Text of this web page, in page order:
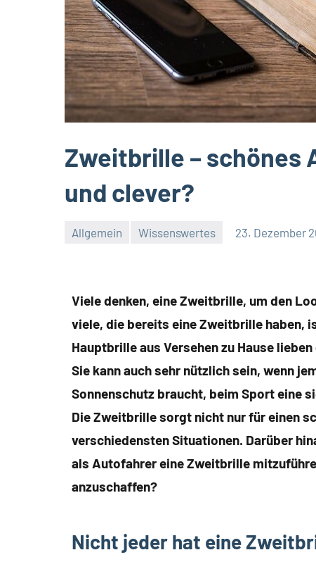
Zweitbrille – schönes
und clever?
Allgemein Wissenswertes 23. Dezember
Viele denken, eine Zweitbrille, um den
viele, die bereits eine Zweitbrille haben,
Hauptbrille aus Versehen zu Hause
Sie kann auch sehr nützlich sein, wenn
Sonnenschutz braucht, beim Sport eine
Die Zweitbrille sorgt nicht nur für einen
verschiedensten Situationen. Darüber
als Autofahrer eine Zweitbrille
anzuschaffen?
Nicht jeder hat eine